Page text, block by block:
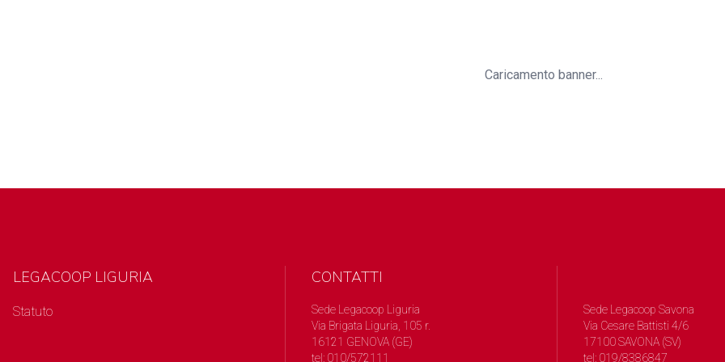
Caricamento banner...
LEGACOOP LIGURIA
Statuto
CONTATTI
Sede Legacoop Liguria
Via Brigata Liguria, 105 r.
16121 GENOVA (GE)
tel: 010/572111
Sede Legacoop Savona
Via Cesare Battisti 4/6
17100 SAVONA (SV)
tel: 019/8386847